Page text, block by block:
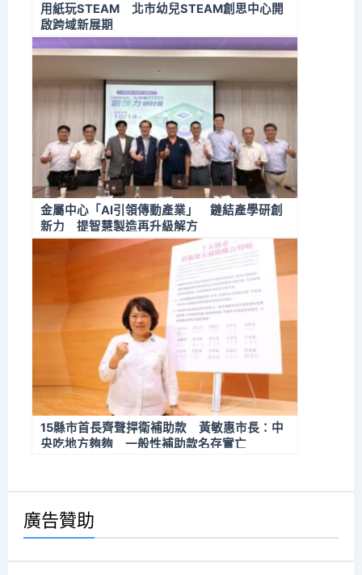
用紙玩STEAM 北市幼兒STEAM創思中心開
啟跨域新展期
金屬中心「AI引領傳動產業」 鏈結產學研創
新力 提智慧製造再升級解方
15縣市首長齊聲捍衛補助款 黃敏惠市長：中
央吃地方夠夠 一般性補助款名存實亡
廣告贊助